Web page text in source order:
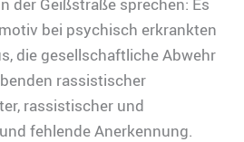
bei psychisch erkrankten
die gesellschaftliche Abwehr
rassistischer
rassistischer und
fehlende Anerkennung.